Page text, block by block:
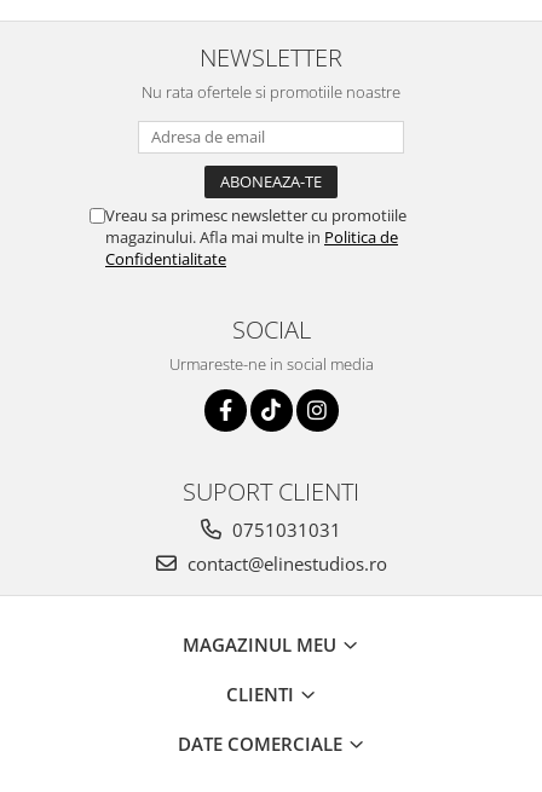
NEWSLETTER
Nu rata ofertele si promotiile noastre
Vreau sa primesc newsletter cu promotiile
magazinului. Afla mai multe in Politica de
Confidentialitate
SOCIAL
Urmareste-ne in social media
SUPORT CLIENTI
0751031031
contact@elinestudios.ro
MAGAZINUL MEU
CLIENTI
DATE COMERCIALE